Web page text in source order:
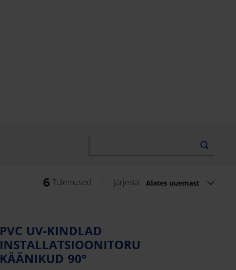
6 Tulemused Järjesta Alates uuemast
PVC UV-KINDLAD
INSTALLATSIOONITORU
KÄÄNIKUD 90°